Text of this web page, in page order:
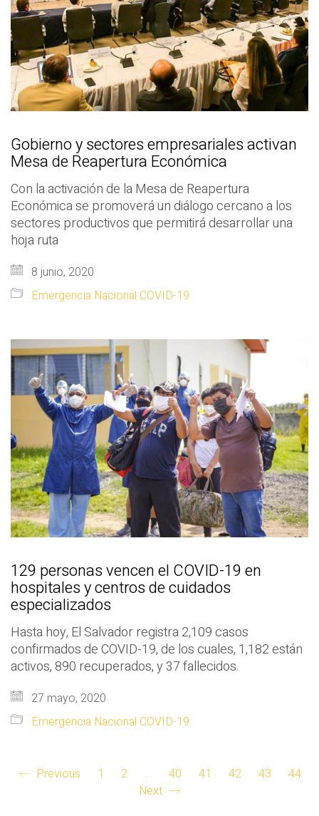
Gobierno y sectores empresariales activan
Mesa de Reapertura Económica
Con la activación de la Mesa de Reapertura
Económica se promoverá un diálogo cercano a los
sectores productivos que permitirá desarrollar una
hoja ruta
8 junio, 2020
Emergencia Nacional COVID-19
129 personas vencen el COVID-19 en
hospitales y centros de cuidados
especializados
Hasta hoy, El Salvador registra 2,109 casos
confirmados de COVID-19, de los cuales, 1,182 están
activos, 890 recuperados, y 37 fallecidos.
27 mayo, 2020
Emergencia Nacional COVID-19
Previous 1 2 … 40 41 42 43
44
Next